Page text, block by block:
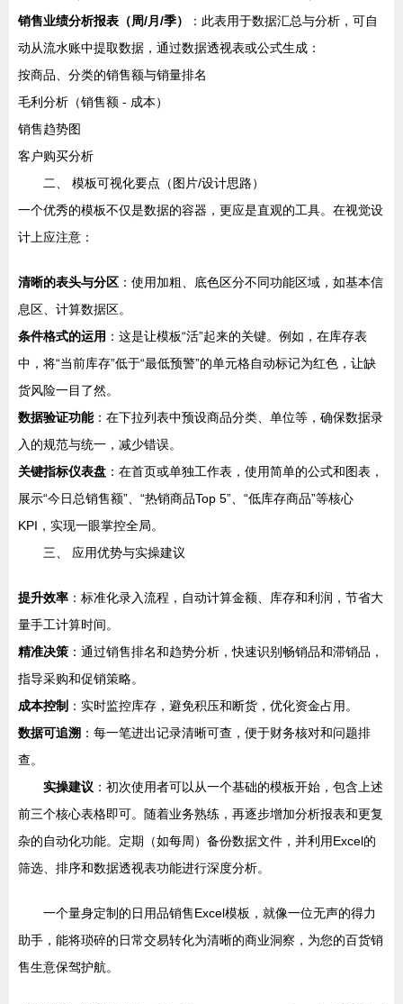
销售业绩分析报表（周/月/季）
：此表用于数据汇总与分析，可自
动从流水账中提取数据，通过数据透视表或公式生成：
按商品、分类的销售额与销量排名
毛利分析（销售额 - 成本）
销售趋势图
客户购买分析
二、 模板可视化要点（图片/设计思路）
一个优秀的模板不仅是数据的容器，更应是直观的工具。在视觉设
计上应注意：
清晰的表头与分区 ：使用加粗、底色区分不同功能区域，如基本信
息区、计算数据区。
条件格式的运用 ：这是让模板“活”起来的关键。例如，在库存表
中，将“当前库存”低于“最低预警”的单元格自动标记为红色，让缺
货风险一目了然。
数据验证功能：在下拉列表中预设商品分类、单位等，确保数据录
入的规范与统一，减少错误。
关键指标仪表盘 ：在首页或单独工作表，使用简单的公式和图表，
展示“今日总销售额”、“热销商品Top 5”、“低库存商品”等核心
KPI，实现一眼掌控全局。
三、 应用优势与实操建议
提升效率 ：标准化录入流程，自动计算金额、库存和利润，节省大
量手工计算时间。
精准决策 ：通过销售排名和趋势分析，快速识别畅销品和滞销品，
指导采购和促销策略。
成本控制 ：实时监控库存，避免积压和断货，优化资金占用。
数据可追溯 ：每一笔进出记录清晰可查，便于财务核对和问题排
查。
实操建议 ：初次使用者可以从一个基础的模板开始，包含上述
前三个核心表格即可。随着业务熟练，再逐步增加分析报表和更复
杂的自动化功能。定期（如每周）备份数据文件，并利用Excel的
筛选、排序和数据透视表功能进行深度分析。
一个量身定制的日用品销售Excel模板，就像一位无声的得力
助手，能将琐碎的日常交易转化为清晰的商业洞察，为您的百货销
售生意保驾护航。